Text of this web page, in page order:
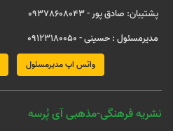
پشتیبان: صادق پور - 09378608043
مدیرمسئول : حسینی - 09123180050
واتس اپ مدیرمسئول
نشریه فرهنگی-مذهبی آی پُرسه